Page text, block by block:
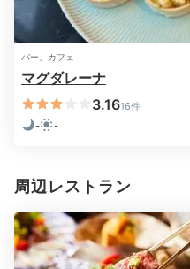
宿泊者全員サービ
ナイトミールを味
バー、カフェ
マグダレーナ
3.1616件
-
-
周辺レストラン